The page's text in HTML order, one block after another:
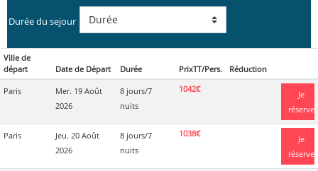
Durée du sejour
Ville de
départ
Date de Départ Durée PrixTT/Pers. Réduction
Paris
Mer. 19 Août
2026
8 jours/7
nuits
1042€
Je
réserve
Paris
Jeu. 20 Août
2026
8 jours/7
nuits
1038€
Je
réserve